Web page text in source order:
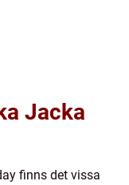
Jacka
finns det vissa